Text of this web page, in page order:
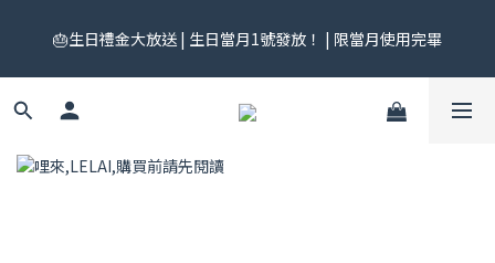
領券中心領，碼碼不同快去領！
🎂生日禮金大放送 | 生日當月1號發放！ | 限當月使用完畢
🎟️ 免運券來了！每月 25 號準時開搶｜$299／$999 各一張｜官網